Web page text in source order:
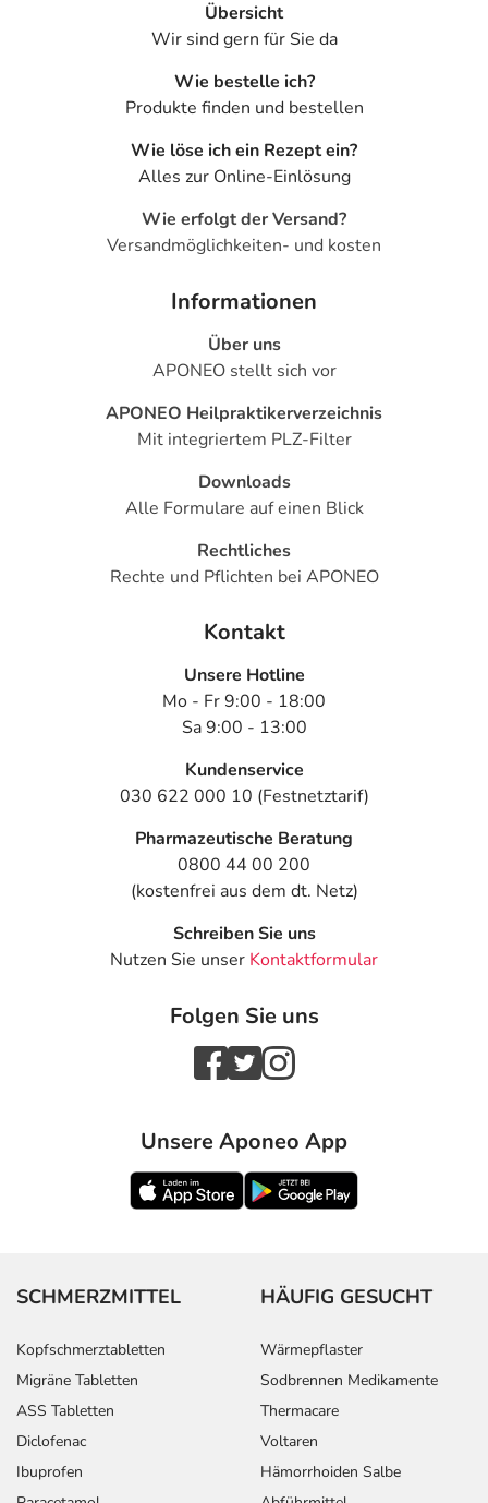
Übersicht
Wir sind gern für Sie da
Wie bestelle ich?
Produkte finden und bestellen
Wie löse ich ein Rezept ein?
Alles zur Online-Einlösung
Wie erfolgt der Versand?
Versandmöglichkeiten- und kosten
Informationen
Über uns
APONEO stellt sich vor
APONEO Heilpraktikerverzeichnis
Mit integriertem PLZ-Filter
Downloads
Alle Formulare auf einen Blick
Rechtliches
Rechte und Pflichten bei APONEO
Kontakt
Unsere Hotline
Mo - Fr 9:00 - 18:00
Sa 9:00 - 13:00
Kundenservice
030 622 000 10 (Festnetztarif)
Pharmazeutische Beratung
0800 44 00 200
(kostenfrei aus dem dt. Netz)
Schreiben Sie uns
Nutzen Sie unser Kontaktformular
Folgen Sie uns
Unsere Aponeo App
SCHMERZMITTEL
Kopfschmerztabletten
Migräne Tabletten
ASS Tabletten
Diclofenac
Ibuprofen
HÄUFIG GESUCHT
Wärmepflaster
Sodbrennen Medikamente
Thermacare
Voltaren
Hämorrhoiden Salbe